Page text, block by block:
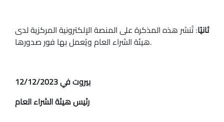
ثانيًا: تُنشر هذه المذكرة على المنصة الإلكترونية المركزية لدى
هيئة الشراء العام ويُعمل بها فور صدورها.
بيروت في 12/12/2023
رئيس هيئة الشراء العام